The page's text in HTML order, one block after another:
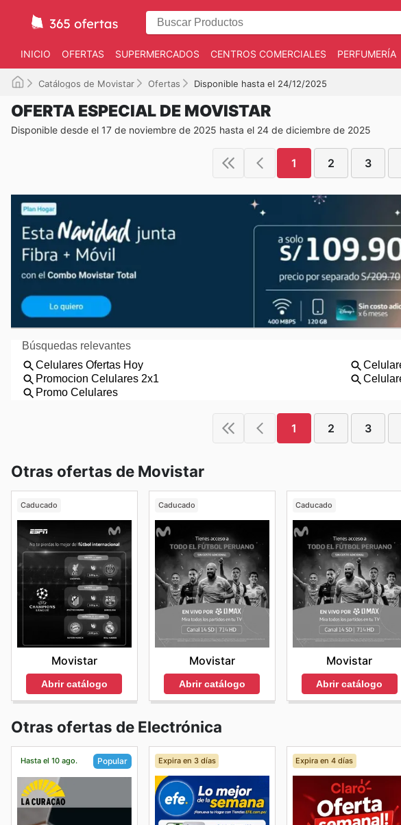
INICIO OFERTAS SUPERMERCADOS CENTROS COMERCIALES PERFUMERÍA
Catálogos de Movistar Ofertas Disponible hasta el 24/12/2025
OFERTA ESPECIAL DE MOVISTAR
Disponible desde el 17 de noviembre de 2025 hasta el 24 de diciembre de 2025
1 2 3
1 2 3
Otras ofertas de Movistar
Caducado
Movistar
Abrir catálogo
Caducado
Movistar
Abrir catálogo
Caducado
Movistar
Abrir catálogo
Otras ofertas de Electrónica
Hasta el 10 ago. Popular Expira en 3 días Expira en 4 días